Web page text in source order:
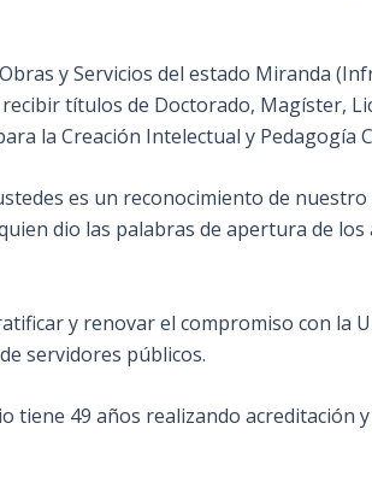
y Servicios del estado Miranda
títulos de Doctorado, Magíster,
la Creación Intelectual y Pedagogía
es un reconocimiento de nuestro
dio las palabras de apertura de los
y renovar el compromiso con la
servidores públicos.
tiene 49 años realizando acreditación y